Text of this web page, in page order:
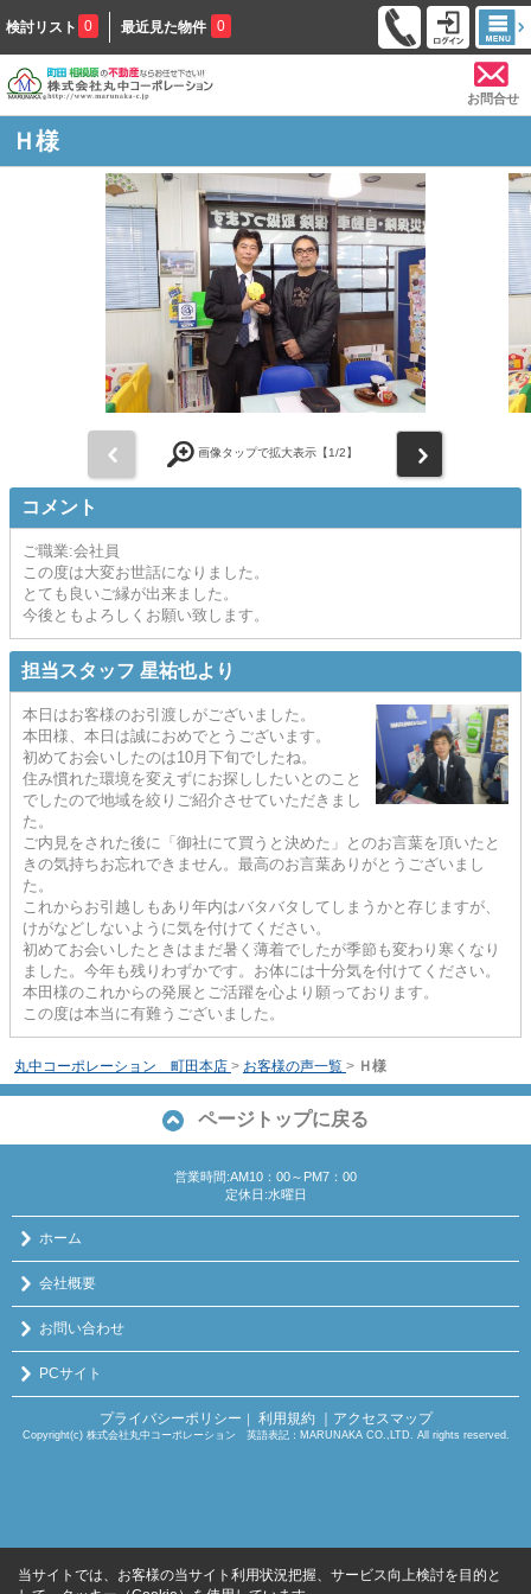
検討リスト 0 最近見た物件 0
お問合せ
Ｈ様
画像タップで拡大表示【1/2】
コメント
ご職業:会社員
この度は大変お世話になりました。
とても良いご縁が出来ました。
今後ともよろしくお願い致します。
担当スタッフ 星祐也より
本日はお客様のお引渡しがございました。
本田様、本日は誠におめでとうございます。
初めてお会いしたのは10月下旬でしたね。
住み慣れた環境を変えずにお探ししたいとのこと
でしたので地域を絞りご紹介させていただきまし
た。
ご内見をされた後に「御社にて買うと決めた」とのお言葉を頂いたと
きの気持ちお忘れできません。最高のお言葉ありがとうございまし
た。
これからお引越しもあり年内はバタバタしてしまうかと存じますが、
けがなどしないように気を付けてください。
初めてお会いしたときはまだ暑く薄着でしたが季節も変わり寒くなり
ました。今年も残りわずかです。お体には十分気を付けてください。
本田様のこれからの発展とご活躍を心より願っております。
この度は本当に有難うございました。
丸中コーポレーション 町田本店 > お客様の声一覧 > Ｈ様
ページトップに戻る
営業時間:AM10：00～PM7：00
定休日:水曜日
ホーム
会社概要
お問い合わせ
PCサイト
プライバシーポリシー 利用規約 ｜アクセスマップ
Copyright(c) 株式会社丸中コーポレーション 英語表記：MARUNAKA CO.,LTD. All rights reserved.
当サイトでは、お客様の当サイト利用状況把握、サービス向上検討を目的と